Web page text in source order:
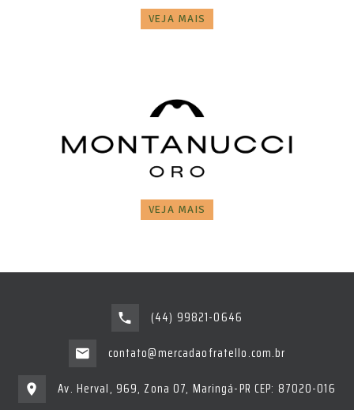
VEJA MAIS
VEJA MAIS
(44) 99821-0646
contato@mercadaofratello.com.br
Av. Herval, 969, Zona 07, Maringá-PR CEP: 87020-016